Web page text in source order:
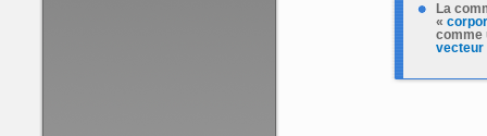
La
«
comme
vecteur